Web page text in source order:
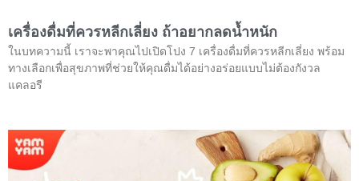
เครื่องดื่มที่ควรหลีกเลี่ยง ถ้าอยากลดน้ำหนัก
ในบทความนี้ เราจะพาคุณไปเปิดโปง 7 เครื่องดื่มที่ควรหลีกเลี่ยง พร้อม
ทางเลือกเพื่อสุขภาพที่ช่วยให้คุณดื่มได้อย่างอร่อยแบบไม่ต้องกังวล
แคลอรี